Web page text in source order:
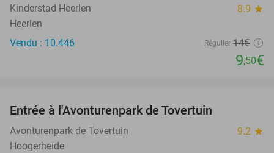
Kinderstad Heerlen 8.9 star
Heerlen
Vendu : 10.446
Régulier 14€
9,50€
Entrée à l'Avonturenpark de Tovertuin
Avonturenpark de Tovertuin 9.2 star
Hoogerheide